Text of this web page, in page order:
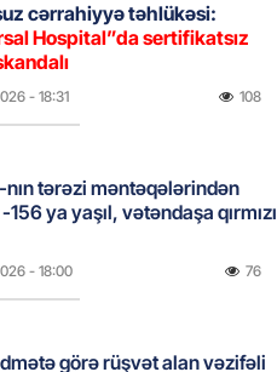
cərrahiyyə təhlükəsi:
Hospital”da sertifikatsız
- 18:31 108
nın tərəzi məntəqələrindən
ya yaşıl, vətəndaşa qırmızı
- 18:00 76
görə rüşvət alan vəzifəli